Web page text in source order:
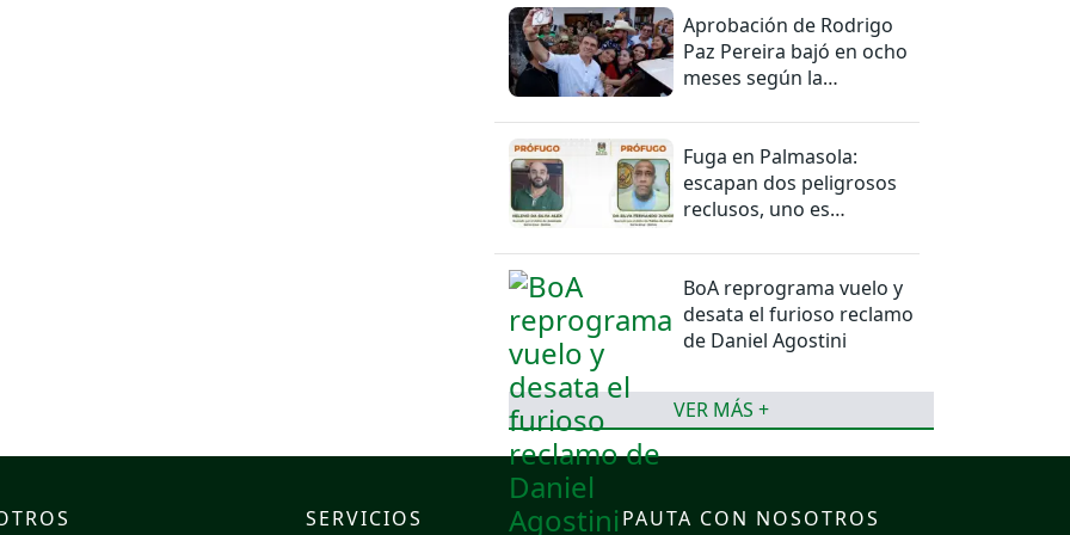
Aprobación de Rodrigo
Paz Pereira bajó en ocho
meses según la
Fuga en Palmasola:
escapan dos peligrosos
reclusos, uno es
BoA reprograma vuelo y
desata el furioso reclamo
de Daniel Agostini
VER MÁS +
SERVICIOS PAUTA CON NOSOTROS